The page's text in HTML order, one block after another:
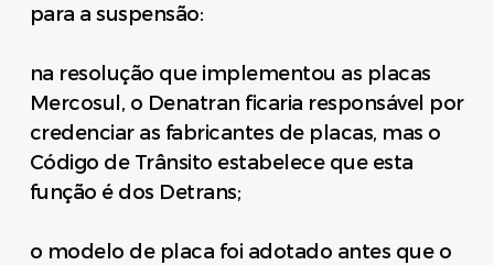
para a suspensão:
na resolução que implementou as placas
Mercosul, o Denatran ficaria responsável por
credenciar as fabricantes de placas, mas o
Código de Trânsito estabelece que esta
função é dos Detrans;
o modelo de placa foi adotado antes que o